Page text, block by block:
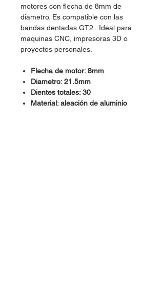
motores con flecha de 8mm de
diametro. Es compatible con las
bandas dentadas GT2 . Ideal para
maquinas CNC, impresoras 3D o
proyectos personales.
Flecha de motor: 8mm
Diametro: 21.5mm
Dientes totales: 30
Material: aleación de aluminio